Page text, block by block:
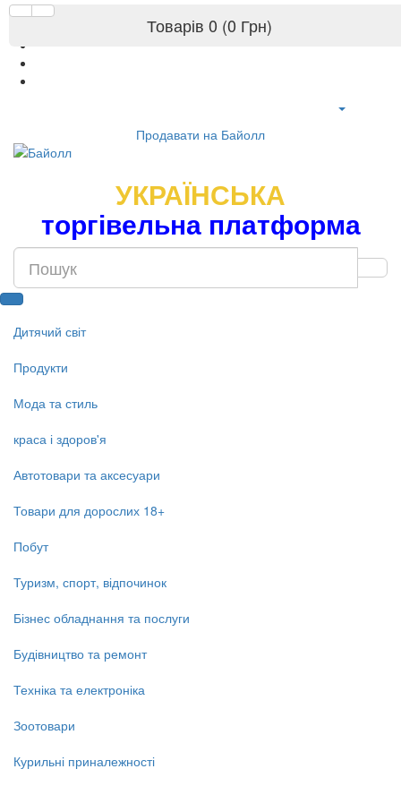
Продавати на Байолл
УКРАЇНСЬКА
торгівельна платформа
Товарів 0 (0 Грн)
Дитячий світ
Продукти
Мода та стиль
краса і здоров'я
Автотовари та аксесуари
Товари для дорослих 18+
Побут
Туризм, спорт, відпочинок
Бізнес обладнання та послуги
Будівництво та ремонт
Техніка та електроніка
Зоотовари
Курильні приналежності